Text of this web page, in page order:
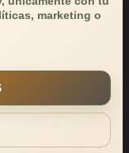
marketing o